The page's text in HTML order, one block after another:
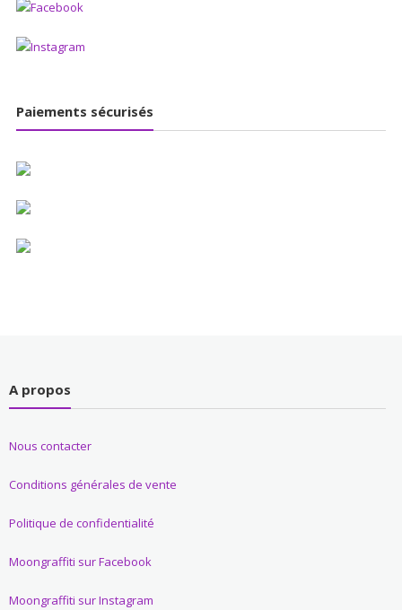
Paiements sécurisés
A propos
Nous contacter
Conditions générales de vente
Politique de confidentialité
Moongraffiti sur Facebook
Moongraffiti sur Instagram